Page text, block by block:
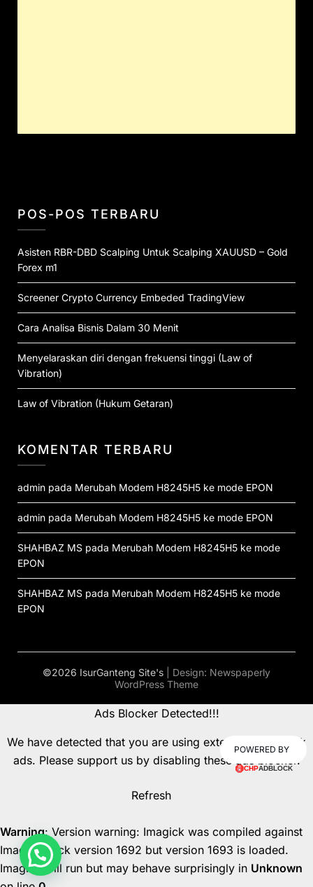
POS-POS TERBARU
Asisten RBR-DBD Scalping Untuk Scalping XAUUSD – Gold
Forex m1
Screener Crypto Currency Embeded TradingView
Cara Analisa Bisnis Dalam 30 Menit
Menyelaraskan diri dengan frekuensi tinggi (Law of
Vibration)
Law of Vibration (Hukum Getaran)
KOMENTAR TERBARU
admin pada Merubah Modem H8245H5 ke mode EPON
admin pada Merubah Modem H8245H5 ke mode EPON
SHAHBAZ MS pada Merubah Modem H8245H5 ke mode
EPON
SHAHBAZ MS pada Merubah Modem H8245H5 ke mode
EPON
©2026 IsurGanteng Site's | Design: Newspaperly
WordPress Theme
Ads Blocker Detected!!!
We have detected that you are using extensions to block
ads. Please support us by disabling these ads blocker.
Refresh
POWERED BY
Warning: Version warning: Imagick was compiled against
ImageMagick version 1692 but version 1693 is loaded.
Imagick will run but may behave surprisingly in Unknown